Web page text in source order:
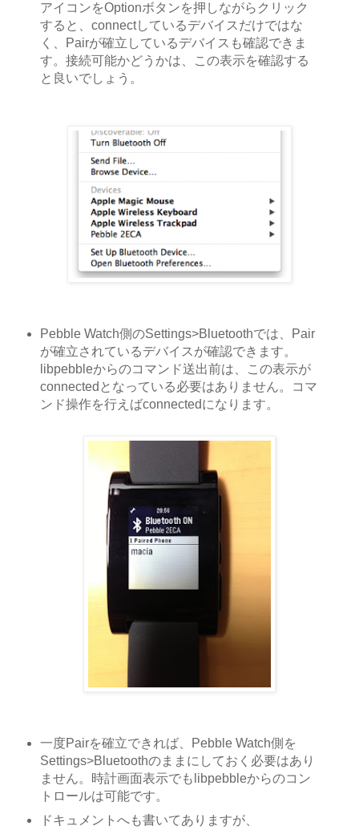
アイコンをOptionボタンを押しながらクリック
すると、connectしているデバイスだけではな
く、Pairが確立しているデバイスも確認できま
す。接続可能かどうかは、この表示を確認する
と良いでしょう。
Pebble Watch側のSettings>Bluetoothでは、Pair
が確立されているデバイスが確認できます。
libpebbleからのコマンド送出前は、この表示が
connectedとなっている必要はありません。コマ
ンド操作を行えばconnectedになります。
一度Pairを確立できれば、Pebble Watch側を
Settings>Bluetoothのままにしておく必要はあり
ません。時計画面表示でもlibpebbleからのコン
トロールは可能です。
ドキュメントへも書いてありますが、